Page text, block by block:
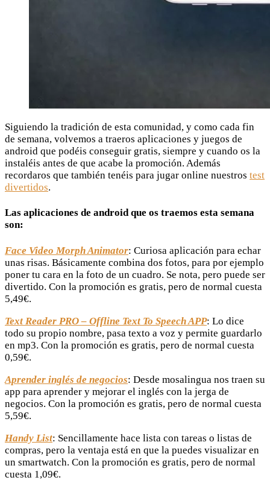
Siguiendo la tradición de esta comunidad, y como cada fin
de semana, volvemos a traeros aplicaciones y juegos de
android que podéis conseguir gratis, siempre y cuando os la
instaléis antes de que acabe la promoción. Además
recordaros que también tenéis para jugar online nuestros test
divertidos.
Las aplicaciones de android que os traemos esta semana
son:
Face Video Morph Animator: Curiosa aplicación para echar
unas risas. Básicamente combina dos fotos, para por ejemplo
poner tu cara en la foto de un cuadro. Se nota, pero puede ser
divertido. Con la promoción es gratis, pero de normal cuesta
5,49€.
Text Reader PRO – Offline Text To Speech APP: Lo dice
todo su propio nombre, pasa texto a voz y permite guardarlo
en mp3. Con la promoción es gratis, pero de normal cuesta
0,59€.
Aprender inglés de negocios: Desde mosalingua nos traen su
app para aprender y mejorar el inglés con la jerga de
negocios. Con la promoción es gratis, pero de normal cuesta
5,59€.
Handy List: Sencillamente hace lista con tareas o listas de
compras, pero la ventaja está en que la puedes visualizar en
un smartwatch. Con la promoción es gratis, pero de normal
cuesta 1,09€.